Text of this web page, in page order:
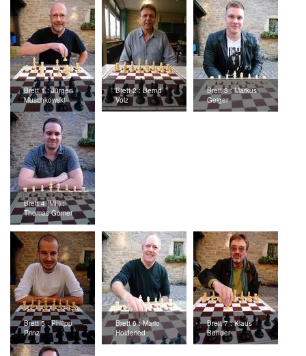
Brett 1 : Jürgen
Muschkowski
Brett 2 : Bernd
Volz
Brett 3 : Markus
Geiger
Brett 4 (MF) :
Thomas Gomer
Brett 5 : Philipp
Prinz
Brett 6 : Mario
Holderied
Brett 7 : Klaus
Bender